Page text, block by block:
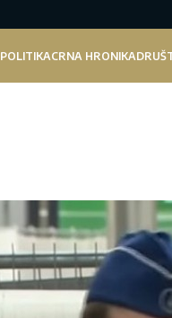
POLITIKACRNA HRONIKA